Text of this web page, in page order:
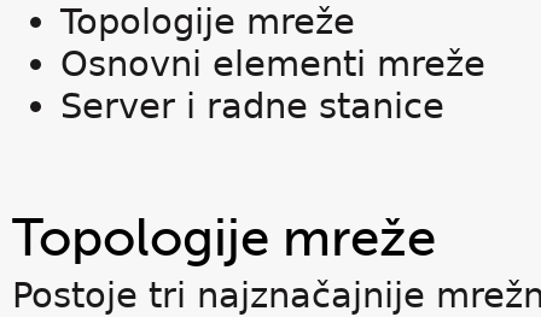
Topologije mreže
Osnovni elementi mreže
Server i radne stanice
Topologije mreže
Postoje tri najznačajnije